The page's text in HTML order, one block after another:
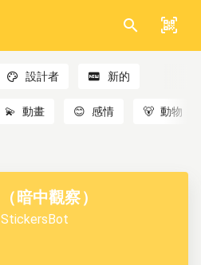
設計者 新的
💫 動畫 😊 感情 🐻 動物
（暗中觀察）
StickersBot